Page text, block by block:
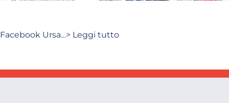
Facebook Ursa…> Leggi tutto